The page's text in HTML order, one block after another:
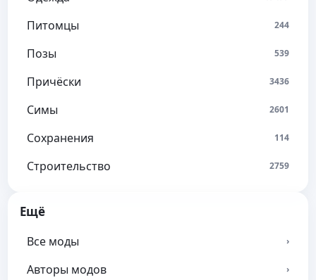
Питомцы 244
Позы 539
Причёски 3436
Симы 2601
Сохранения 114
Строительство 2759
Ещё
Все моды ›
Авторы модов ›